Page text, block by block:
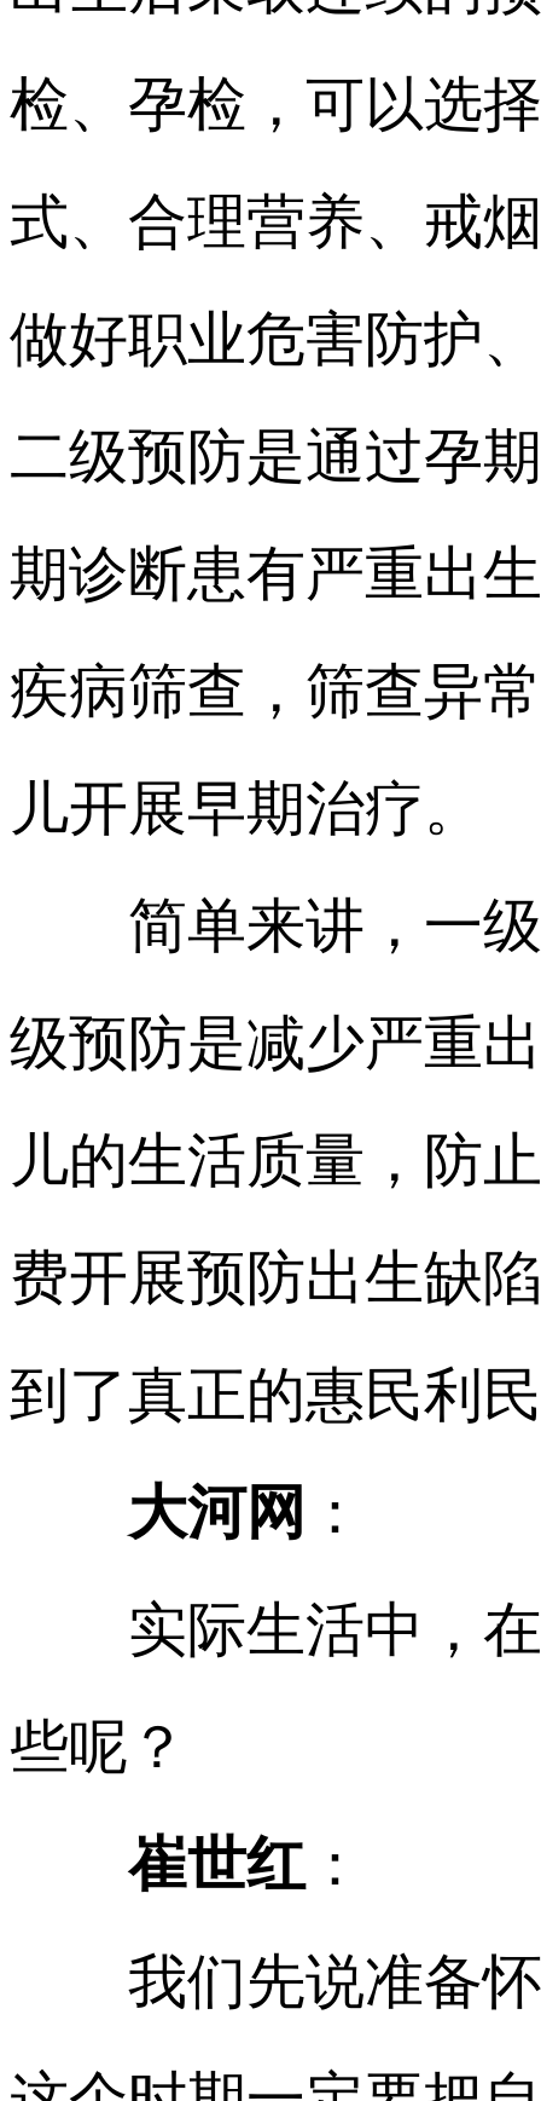
检、孕检，可以选
式、合理营养、戒
做好职业危害防护
二级预防是通过孕
期诊断患有严重出
疾病筛查，筛查异
儿开展早期治疗。
简单来讲，一级
级预防是减少严重
儿的生活质量，防
费开展预防出生缺
到了真正的惠民利
大河网 ：
实际生活中，在
些呢？
崔世红 ：
我们先说准备怀